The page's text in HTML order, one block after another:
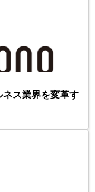
ネス業界を変革す